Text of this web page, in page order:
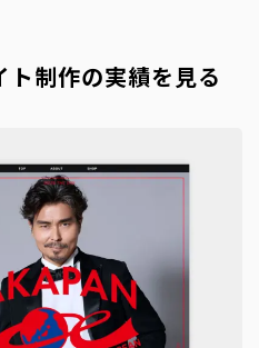
制作の実績を見る